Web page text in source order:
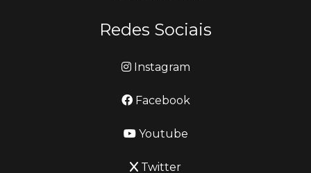
Redes Sociais
Instagram
Facebook
Youtube
Twitter